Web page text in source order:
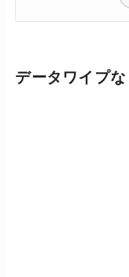
データワイプ